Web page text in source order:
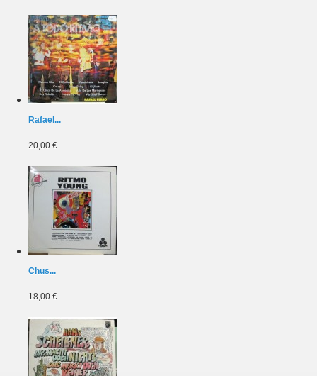
Rafael...
20,00 €
Chus...
18,00 €